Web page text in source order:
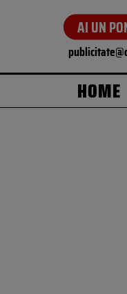
AI UN
HOME